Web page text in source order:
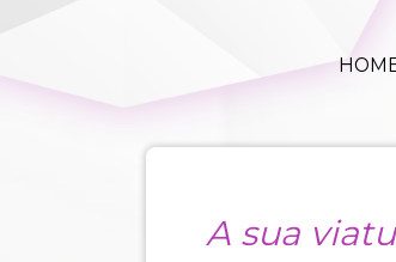
A sua